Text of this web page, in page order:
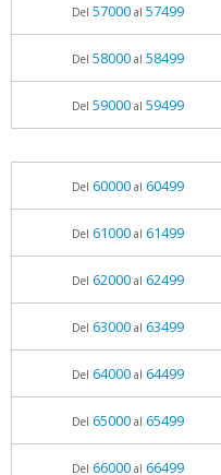
Del 57000al 57499
Del 58000al 58499
Del 59000al 59499
Del 60000al 60499
Del 61000al 61499
Del 62000al 62499
Del 63000al 63499
Del 64000al 64499
Del 65000al 65499
Del 66000al 66499